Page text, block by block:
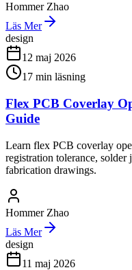
Hommer Zhao
Läs Mer
design
12 maj 2026
17 min läsning
Flex PCB Coverlay
Guide
Learn flex PCB coverlay
registration tolerance,
fabrication drawings.
Hommer Zhao
Läs Mer
design
11 maj 2026